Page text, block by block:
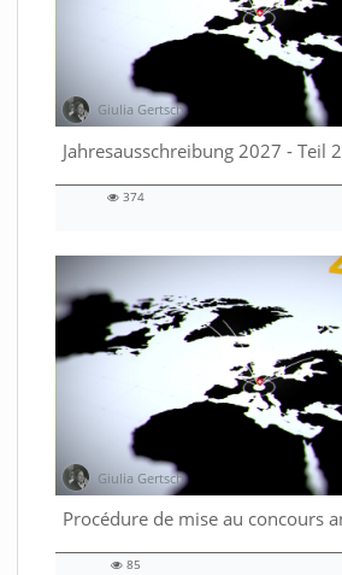
Giulia Gertsch
Jahresausschreibung 2027 - Teil 2
03:16 duration
374
Giulia Gertsch
03:16 duration
85